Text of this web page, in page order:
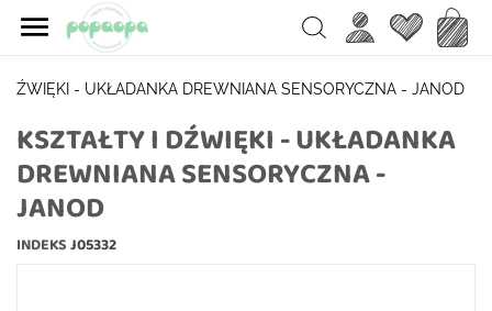
 Search Ulubione
DŹWIĘKI - UKŁADANKA DREWNIANA SENSORYCZNA - JANOD
KSZTAŁTY I DŹWIĘKI - UKŁADANKA
DREWNIANA SENSORYCZNA -
JANOD
INDEKS J05332